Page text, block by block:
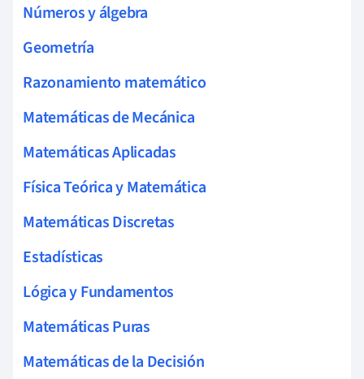
Números y álgebra
Geometría
Razonamiento matemático
Matemáticas de Mecánica
Matemáticas Aplicadas
Física Teórica y Matemática
Matemáticas Discretas
Estadísticas
Lógica y Fundamentos
Matemáticas Puras
Matemáticas de la Decisión